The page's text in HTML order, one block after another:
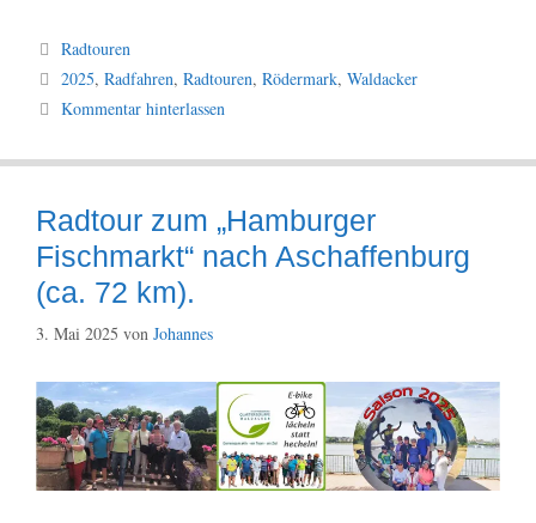
Kategorien
Radtouren
Schlagwörter
2025,Radfahren,Radtouren,Rödermark,Waldacker
Kommentar hinterlassen
Radtour zum „Hamburger
Fischmarkt“ nach Aschaffenburg
(ca. 72 km).
3. Mai 2025 von Johannes